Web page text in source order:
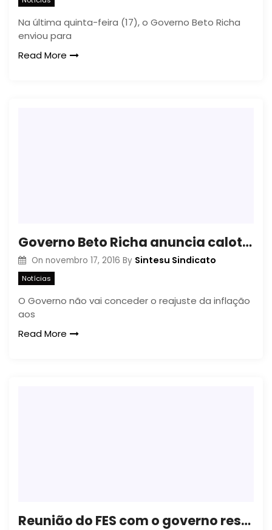
Na última quinta-feira (17), o Governo Beto Richa
enviou para
Read More
Governo Beto Richa anuncia calote à data-base dos servidores
On novembro 17, 2016 By Sintesu Sindicato
Notícias
O Governo não vai conceder o reajuste da inflação
aos
Read More
Reunião do FES com o governo resulta em equipe de trabalho